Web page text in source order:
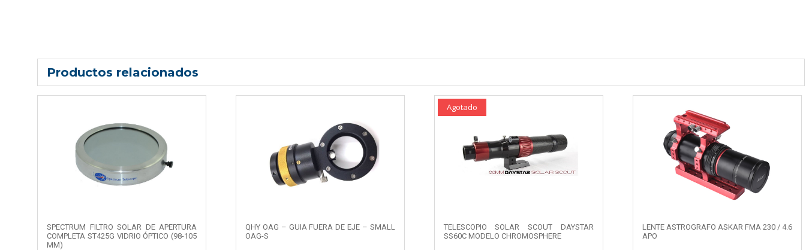
Productos relacionados
SPECTRUM FILTRO SOLAR DE APERTURA
COMPLETA ST425G VIDRIO ÓPTICO (98-105
MM)
QHY OAG – GUIA FUERA DE EJE – SMALL
OAG-S
Agotado
TELESCOPIO SOLAR SCOUT DAYSTAR
SS60C MODELO CHROMOSPHERE
LENTE ASTROGRAFO ASKAR FMA 230 / 4.6
APO